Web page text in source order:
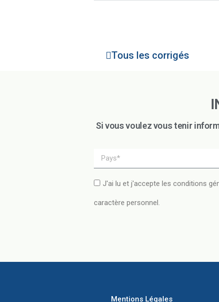
Tous les corrigés
Si vous voulez vous tenir
J'ai lu et j'accepte les conditions
caractère personnel.
Mentions Légales